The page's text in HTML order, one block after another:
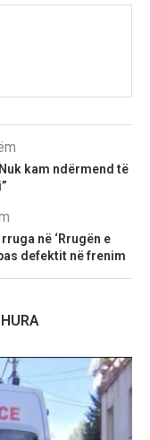
kam ndërmend të
në ‘Rrugën e
defektit në frenim